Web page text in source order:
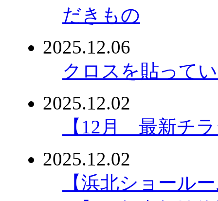
だきもの
2025.12.06
クロスを貼って
2025.12.02
【12月 最新チ
2025.12.02
【浜北ショール